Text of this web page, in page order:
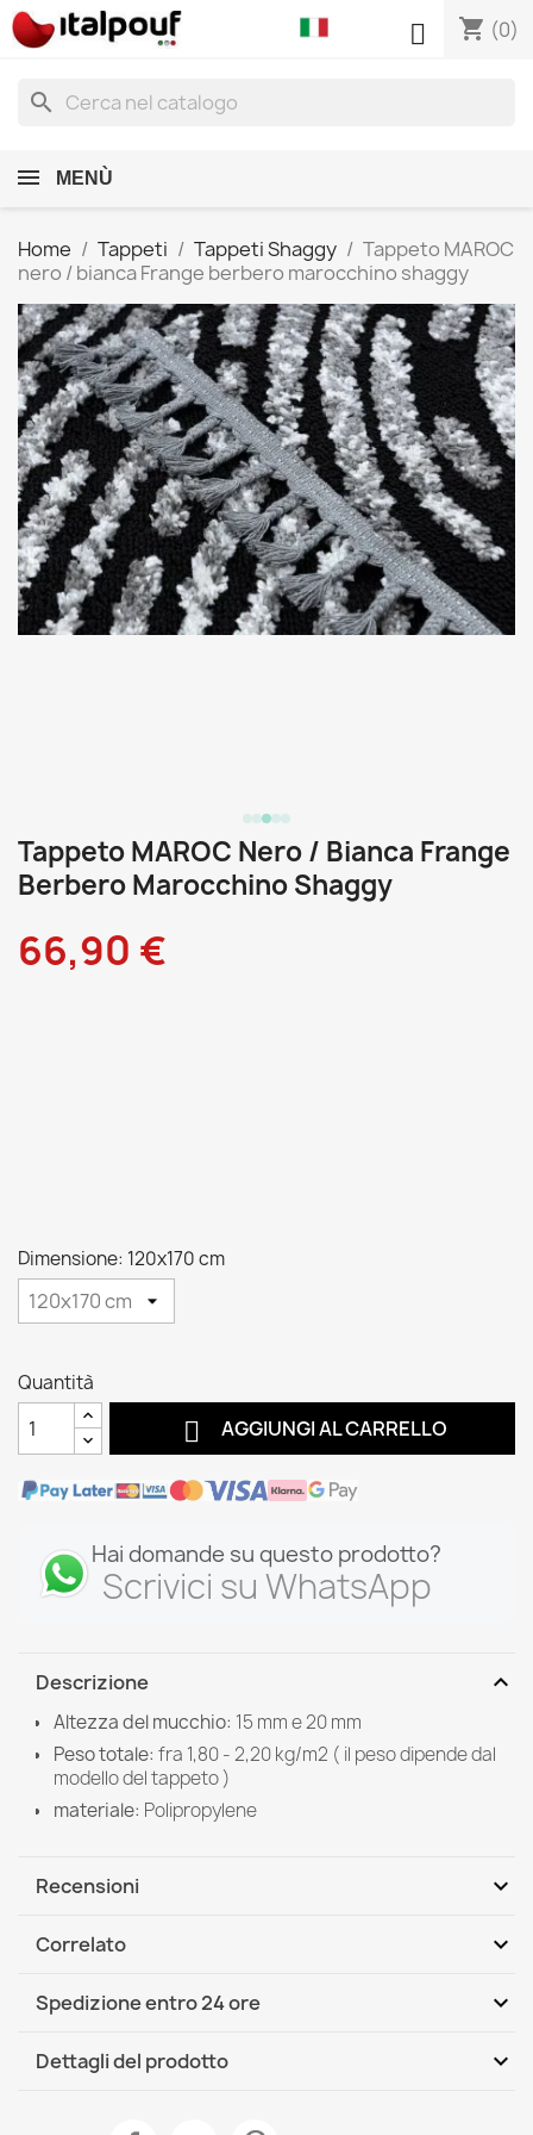
shopping_cart (0)

search
MENÙ
Home Tappeti Tappeti Shaggy
Tappeto MAROC
nero / bianca Frange berbero marocchino shaggy
Tappeto MAROC Nero / Bianca Frange
Berbero Marocchino Shaggy
66,90 €
Dimensione: 120x170 cm
Quantità
 AGGIUNGI AL CARRELLO
Hai domande su questo prodotto?
Scrivici su WhatsApp
Descrizione expand_more
Altezza del mucchio: 15 mm e 20 mm
Peso totale: fra 1,80 - 2,20 kg/m2 ( il peso dipende dal
modello del tappeto )
materiale: Polipropylene
Recensioni expand_more
Correlato expand_more
Tappeto MAROC Diamanti nero / bianca Frange berbero
Spedizione entro 24 ore expand_more
DHL / GLS International
Dettagli del prodotto expand_more